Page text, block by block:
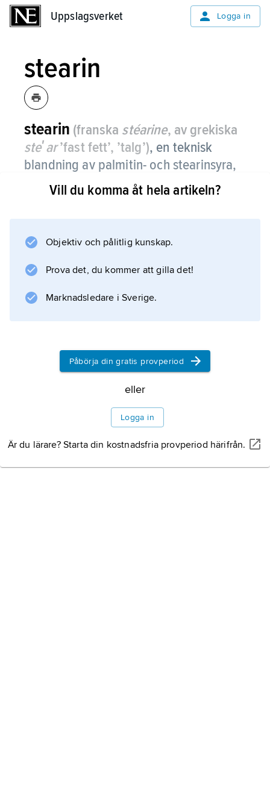
Uppslagsverket Logga in
stearin
stearin (franska stéarine, av grekiska
steʹar’fast fett’, ’talg’), en teknisk
blandning av palmitin- och stearinsyra,
med huvudsaklig användning för
framställning av stearinljus.
Information om artikeln
Vill du komma åt hela artikeln?
Objektiv och pålitlig kunskap.
Prova det, du kommer att gilla det!
Marknadsledare i Sverige.
Påbörja din gratis provperiod
eller
Logga in
Är du lärare? Starta din kostnadsfria provperiod härifrån.